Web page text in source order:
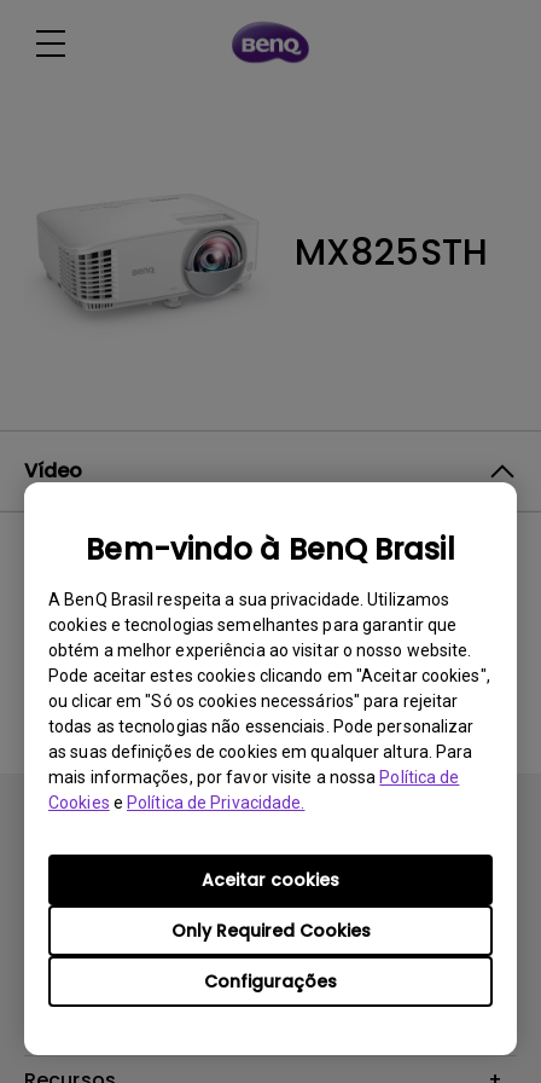
Bem-vindo à BenQ Brasil
A BenQ Brasil respeita a sua privacidade. Utilizamos
cookies e tecnologias semelhantes para garantir que
obtém a melhor experiência ao visitar o nosso website.
Pode aceitar estes cookies clicando em "Aceitar cookies",
ou clicar em "Só os cookies necessários" para rejeitar
todas as tecnologias não essenciais. Pode personalizar
as suas definições de cookies em qualquer altura. Para
mais informações, por favor visite a nossa Política de
Cookies e Política de Privacidade.
Configurações
Only Required Cookies
Aceitar cookies
MX825STH
Vídeo
0 Resultados Mais recente
Nenhum vídeo relacionado
Monitores
Zowie Brasil
Perguntas Frequentes